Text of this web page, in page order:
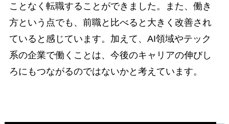
ことなく転職することができました。また、働き
方という点でも、前職と比べると大きく改善され
ていると感じています。加えて、AI領域やテック
系の企業で働くことは、今後のキャリアの伸びし
ろにもつながるのではないかと考えています。